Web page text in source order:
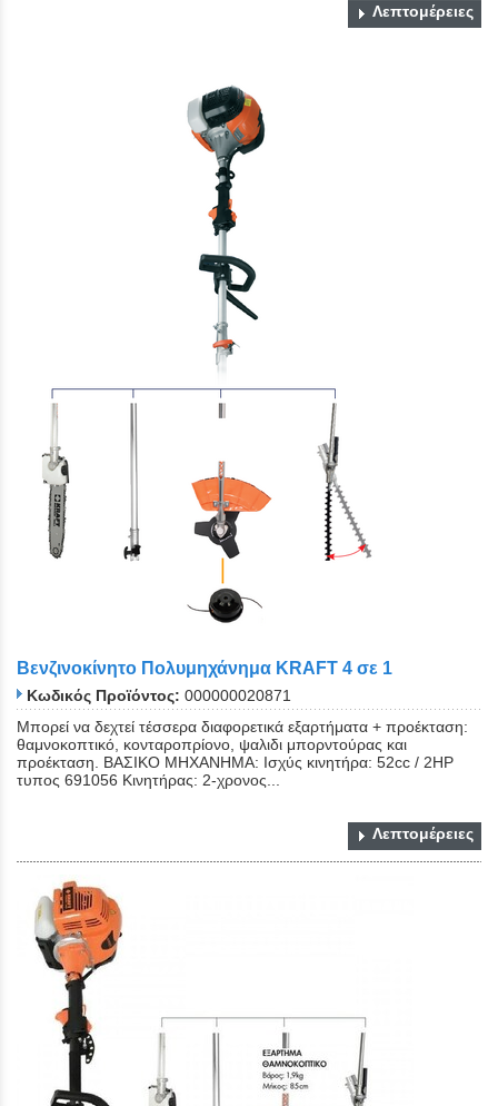
Λεπτομέρειες
Βενζινοκίνητο Πολυμηχάνημα KRAFT 4 σε 1
Κωδικός Προϊόντος: 000000020871
Μπορεί να δεχτεί τέσσερα διαφορετικά εξαρτήματα + προέκταση:
θαμνοκοπτικό, κονταροπρίονο, ψαλιδι μπορντούρας και
προέκταση. ΒΑΣΙΚΟ ΜΗΧΑΝΗΜΑ: Ισχύς κινητήρα: 52cc / 2HP
τυπος 691056 Κινητήρας: 2-χρονος...
Λεπτομέρειες